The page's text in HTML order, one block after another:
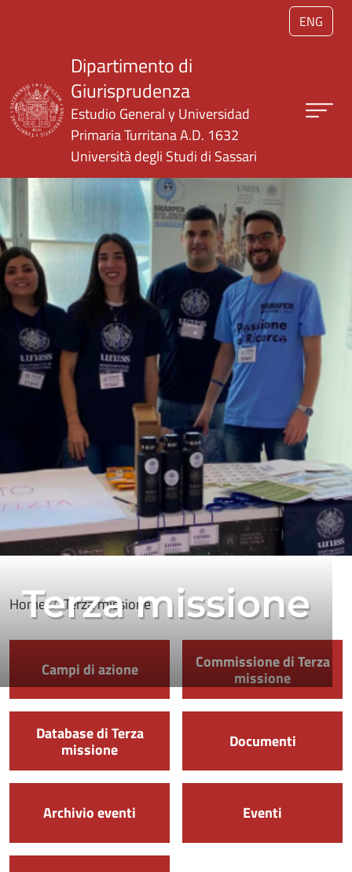
Salta al contenuto principale
ENG
Dipartimento di
Giurisprudenza
Estudio General y Universidad
Primaria Turritana A.D. 1632
Università degli Studi di Sassari
Terza missione
Home Terza missione
Campi di azione Commissione di Terza
missione
Database di Terza
missione Documenti
Archivio eventi Eventi